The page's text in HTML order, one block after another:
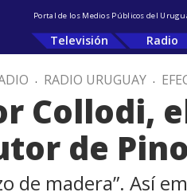
Portal de los Medios Públicos del
Televisión Radio
. RADIO URUGUAY .
Collodi,
de
de madera”. Así